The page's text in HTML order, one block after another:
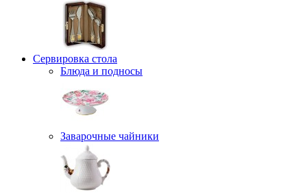
Сервировка стола
Блюда и подносы
Заварочные чайники